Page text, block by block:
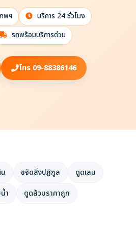
พฯ
บริการ 24 ชั่วโมง
รถพร้อมบริการด่วน
โทร 09-88386146
ขจัดสิ่งปฏิกูล
ดูดเลน
ำ
ดูดส้วมราคาถูก